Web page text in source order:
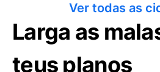
Ver todas as
Larga as
teus planos